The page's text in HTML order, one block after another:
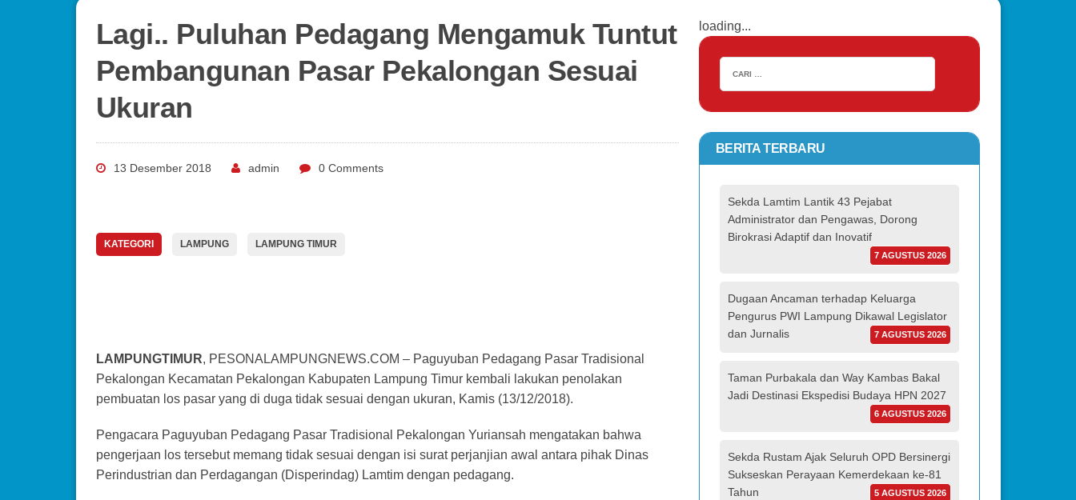
Lagi.. Puluhan Pedagang Mengamuk Tuntut
Pembangunan Pasar Pekalongan Sesuai
Ukuran
13 Desember 2018 admin 0 Comments
KATEGORI LAMPUNG LAMPUNG TIMUR
LAMPUNGTIMUR, PESONALAMPUNGNEWS.COM – Paguyuban Pedagang Pasar Tradisional
Pekalongan Kecamatan Pekalongan Kabupaten Lampung Timur kembali lakukan penolakan
pembuatan los pasar yang di duga tidak sesuai dengan ukuran, Kamis (13/12/2018).
Pengacara Paguyuban Pedagang Pasar Tradisional Pekalongan Yuriansah mengatakan bahwa
pengerjaan los tersebut memang tidak sesuai dengan isi surat perjanjian awal antara pihak Dinas
Perindustrian dan Perdagangan (Disperindag) Lamtim dengan pedagang.
loading...
BERITA TERBARU
Sekda Lamtim Lantik 43 Pejabat
Administrator dan Pengawas, Dorong
Birokrasi Adaptif dan Inovatif
7 AGUSTUS 2026
Dugaan Ancaman terhadap Keluarga
Pengurus PWI Lampung Dikawal Legislator
dan Jurnalis
7 AGUSTUS 2026
Taman Purbakala dan Way Kambas Bakal
Jadi Destinasi Ekspedisi Budaya HPN 2027
6 AGUSTUS 2026
Sekda Rustam Ajak Seluruh OPD Bersinergi
Sukseskan Perayaan Kemerdekaan ke-81
Tahun
5 AGUSTUS 2026